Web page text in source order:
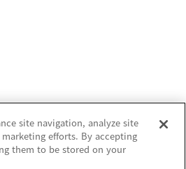
site navigation, analyze site
efforts. By accepting
them to be stored on your